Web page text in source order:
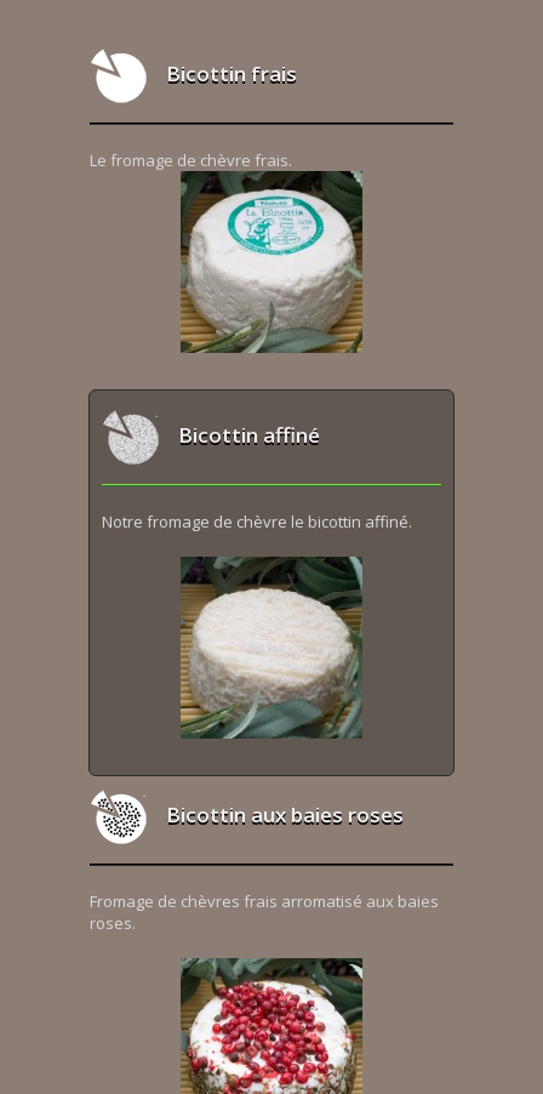
Bicottin frais
Le fromage de chèvre frais.
Bicottin affiné
Notre fromage de chèvre le bicottin affiné.
Bicottin aux baies roses
Fromage de chèvres frais arromatisé aux baies
roses.